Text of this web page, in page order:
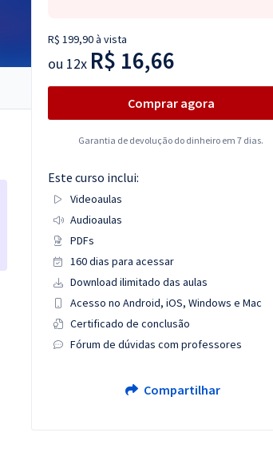
R$ 199,90 à vista
ou 12x R$ 16,66
Comprar agora
Garantia de devolução do dinheiro em 7 dias.
Este curso inclui:
Videoaulas
Audioaulas
PDFs
160 dias para acessar
Download ilimitado das aulas
Acesso no Android, iOS, Windows e Mac
Certificado de conclusão
Fórum de dúvidas com professores
Compartilhar